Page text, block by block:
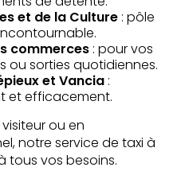
et de la Culture : pôle
commerces : pour vos
ou sorties quotidiennes.
et Vancia :
et efficacement.
ou en
notre service de taxi à
tous vos besoins.